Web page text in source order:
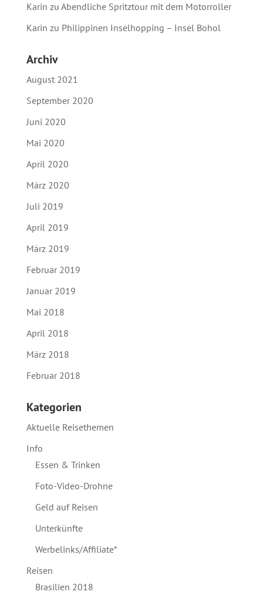
Karin zu Abendliche Spritztour mit dem Motorroller
Karin zu Philippinen Inselhopping – Insel Bohol
Archiv
August 2021
September 2020
Juni 2020
Mai 2020
April 2020
März 2020
Juli 2019
April 2019
März 2019
Februar 2019
Januar 2019
Mai 2018
April 2018
März 2018
Februar 2018
Kategorien
Aktuelle Reisethemen
Info
Essen & Trinken
Foto-Video-Drohne
Geld auf Reisen
Unterkünfte
Werbelinks/Affiliate*
Reisen
Brasilien 2018